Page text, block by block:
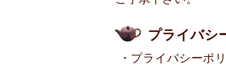
プライバシ
・プライバシーポ